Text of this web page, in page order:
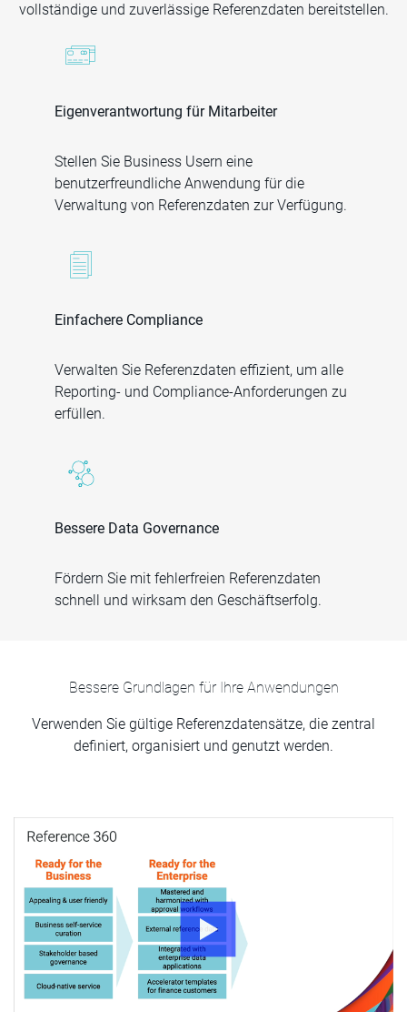
vollständige und zuverlässige Referenzdaten bereitstellen.
Eigenverantwortung für Mitarbeiter
Stellen Sie Business Usern eine
benutzerfreundliche Anwendung für die
Verwaltung von Referenzdaten zur Verfügung.
Einfachere Compliance
Verwalten Sie Referenzdaten effizient, um alle
Reporting- und Compliance-Anforderungen zu
erfüllen.
Bessere Data Governance
Fördern Sie mit fehlerfreien Referenzdaten
schnell und wirksam den Geschäftserfolg.
Bessere Grundlagen für Ihre Anwendungen
Verwenden Sie gültige Referenzdatensätze, die zentral
definiert, organisiert und genutzt werden.